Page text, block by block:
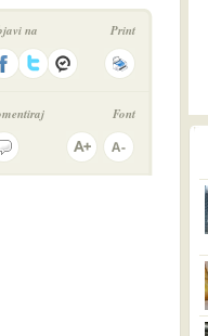
na Print
Font
prethodno